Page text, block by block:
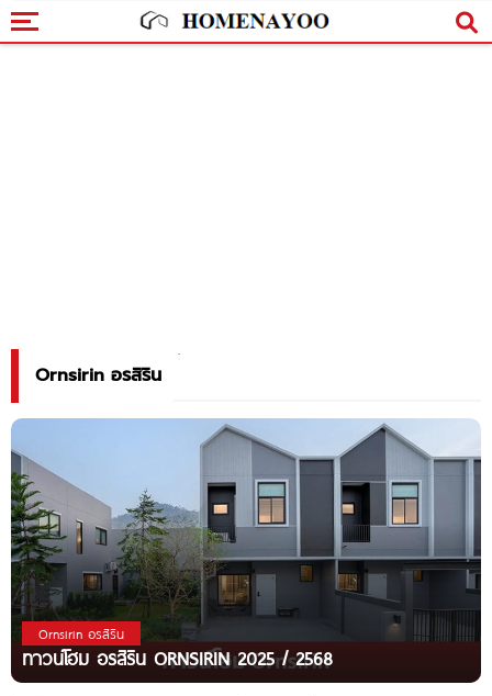
Ornsirin อรสิริน
Ornsirin อรสิริน
ทาวน์โฮม อรสิริน ORNSIRIN 2025 / 2568